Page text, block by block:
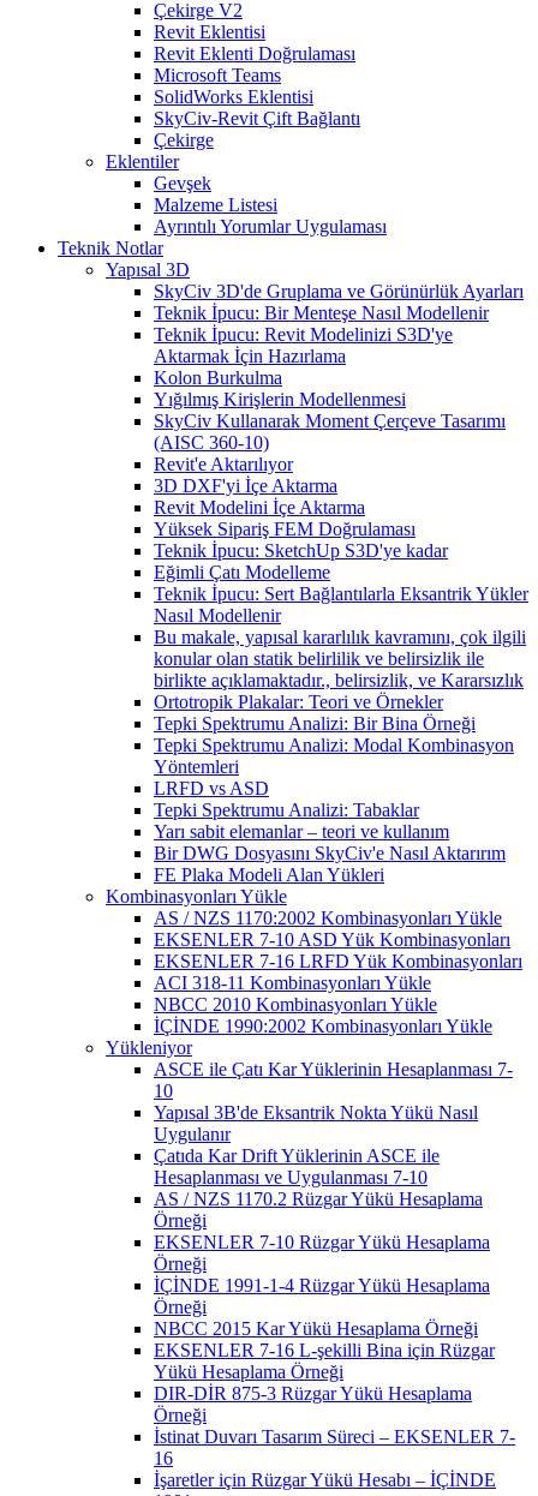
Çekirge V2
Revit Eklentisi
Revit Eklenti Doğrulaması
Microsoft Teams
SolidWorks Eklentisi
SkyCiv-Revit Çift Bağlantı
Çekirge
Eklentiler
Gevşek
Malzeme Listesi
Ayrıntılı Yorumlar Uygulaması
Teknik Notlar
Yapısal 3D
SkyCiv 3D'de Gruplama ve Görünürlük Ayarları
Teknik İpucu: Bir Menteşe Nasıl Modellenir
Teknik İpucu: Revit Modelinizi S3D'ye
Aktarmak İçin Hazırlama
Kolon Burkulma
Yığılmış Kirişlerin Modellenmesi
SkyCiv Kullanarak Moment Çerçeve Tasarımı
(AISC 360-10)
Revit'e Aktarılıyor
3D DXF'yi İçe Aktarma
Revit Modelini İçe Aktarma
Yüksek Sipariş FEM Doğrulaması
Teknik İpucu: SketchUp S3D'ye kadar
Eğimli Çatı Modelleme
Teknik İpucu: Sert Bağlantılarla Eksantrik Yükler
Nasıl Modellenir
Bu makale, yapısal kararlılık kavramını, çok ilgili
konular olan statik belirlilik ve belirsizlik ile
birlikte açıklamaktadır., belirsizlik, ve Kararsızlık
Ortotropik Plakalar: Teori ve Örnekler
Tepki Spektrumu Analizi: Bir Bina Örneği
Tepki Spektrumu Analizi: Modal Kombinasyon
Yöntemleri
LRFD vs ASD
Tepki Spektrumu Analizi: Tabaklar
Yarı sabit elemanlar – teori ve kullanım
Bir DWG Dosyasını SkyCiv'e Nasıl Aktarırım
FE Plaka Modeli Alan Yükleri
Kombinasyonları Yükle
AS / NZS 1170:2002 Kombinasyonları Yükle
EKSENLER 7-10 ASD Yük Kombinasyonları
EKSENLER 7-16 LRFD Yük Kombinasyonları
ACI 318-11 Kombinasyonları Yükle
NBCC 2010 Kombinasyonları Yükle
İÇİNDE 1990:2002 Kombinasyonları Yükle
Yükleniyor
ASCE ile Çatı Kar Yüklerinin Hesaplanması 7-
10
Yapısal 3B'de Eksantrik Nokta Yükü Nasıl
Uygulanır
Çatıda Kar Drift Yüklerinin ASCE ile
Hesaplanması ve Uygulanması 7-10
AS / NZS 1170.2 Rüzgar Yükü Hesaplama
Örneği
EKSENLER 7-10 Rüzgar Yükü Hesaplama
Örneği
İÇİNDE 1991-1-4 Rüzgar Yükü Hesaplama
Örneği
NBCC 2015 Kar Yükü Hesaplama Örneği
EKSENLER 7-16 L-şekilli Bina için Rüzgar
Yükü Hesaplama Örneği
DIR-DİR 875-3 Rüzgar Yükü Hesaplama
Örneği
İstinat Duvarı Tasarım Süreci – EKSENLER 7-
16
İşaretler için Rüzgar Yükü Hesabı – İÇİNDE